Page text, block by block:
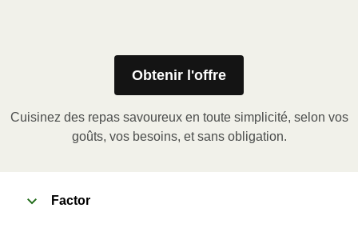
Microwave meal on HIGH for 2-3 minutes.
Remove meal, let cool, peel off film, plate and
Obtenir l'offre
Cuisinez des repas savoureux en toute simplicité, selon vos
goûts, vos besoins, et sans obligation.
Factor